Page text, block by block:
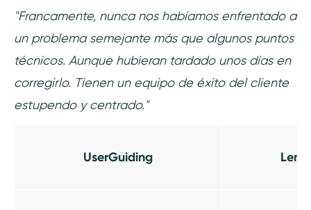
"Francamente, nunca nos habíamos enfrentado a
un problema semejante más que algunos puntos
técnicos. Aunque hubieran tardado unos días en
corregirlo. Tienen un equipo de éxito del cliente
estupendo y centrado."
UserGuiding